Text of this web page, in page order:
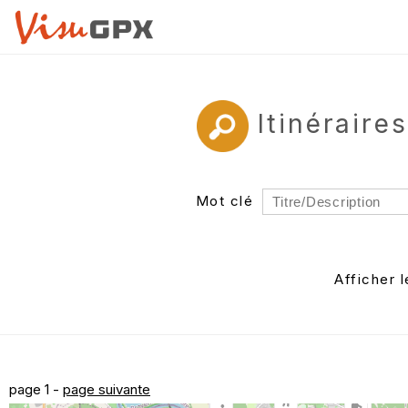
Mot clé
Auteur
Afficher
page 1 - page suivante